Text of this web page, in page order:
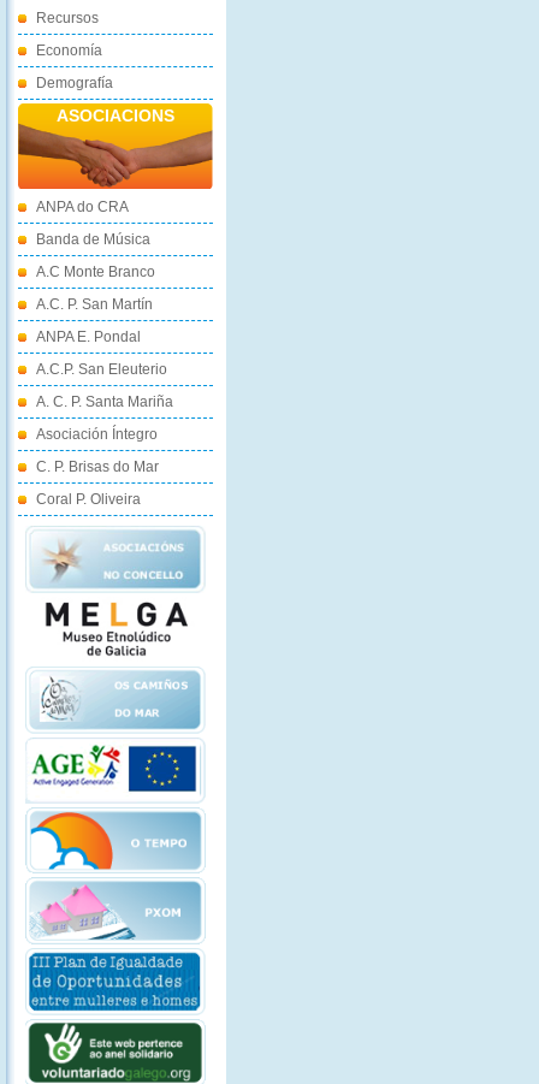
Recursos
Economía
Demografía
ASOCIACIONS
ANPA do CRA
Banda de Música
A.C Monte Branco
A.C. P. San Martín
ANPA E. Pondal
A.C.P. San Eleuterio
A. C. P. Santa Mariña
Asociación Íntegro
C. P. Brisas do Mar
Coral P. Oliveira